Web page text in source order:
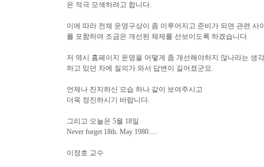
은 적극 모색하려고 합니다.
이에 따라 전체 운영구상이 좀 이루어지고 준비가 되면 관련 사
를 포함하여 조금은 개선된 체제를 선보이도록 하겠습니다.
저 역시 홈페이지 운영을 어떻게 좀 개선해야하지 않나라는 생
하고 있던 차에 질의가 와서 답변이 길어졌군요.
언제나 진지하신 모습 하나 같이 보여주시고
더욱 정진하시기 바랍니다.
그리고 오늘은 5월 18일
Never forget 18th. May 1980.....
이정호 교수